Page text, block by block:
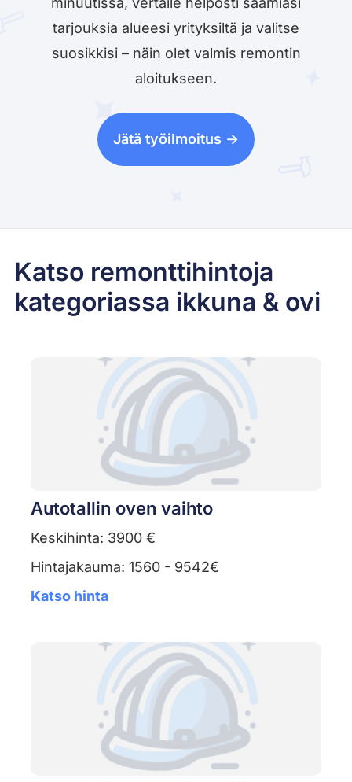
tarjouksia alueesi yrityksiltä ja valitse
suosikkisi – näin olet valmis remontin
aloitukseen.
Jätä työilmoitus ->
Katso remonttihintoja
kategoriassa ikkuna & ovi
Autotallin oven vaihto
Keskihinta: 3900 €
Hintajakauma: 1560 - 9542€
Katso hinta